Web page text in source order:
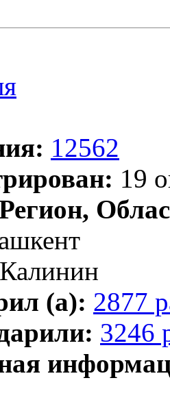
12562
19
Калинин
(а): 2877
3246